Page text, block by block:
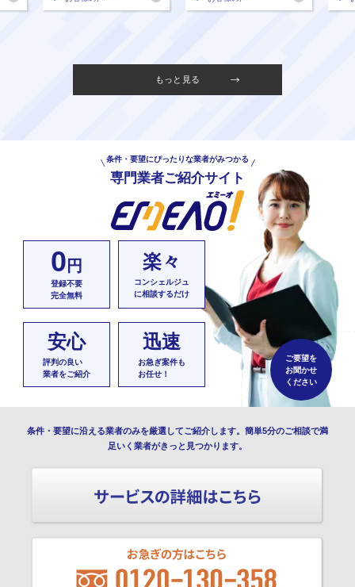
もっと見る
条件・要望にぴったりな業者がみつかる
専門業者ご紹介サイト
0 円
登録不要
完全無料
楽々
コンシェルジュ
に相談するだけ
安心
評判の良い
業者をご紹介
迅速
お急ぎ案件も
お任せ！
ご要望を
お聞かせ
ください
条件・要望に沿える業者のみを厳選してご紹介します。簡単5分のご相談で満
足いく業者がきっと見つかります。